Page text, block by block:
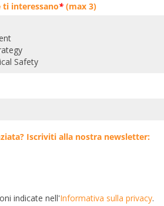
ti interessano*(max 3)
Iscriviti alla nostra newsletter:
indicate nell'Informativa sulla privacy.